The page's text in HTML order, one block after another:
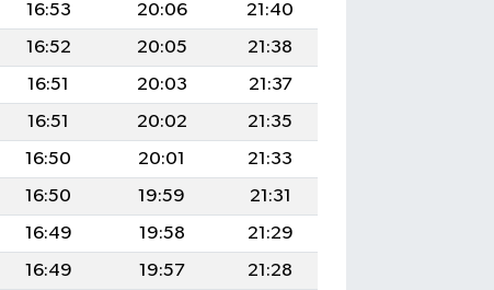
16:53 20:06
21:40
16:52 20:05
21:38
16:51 20:03
21:37
16:51 20:02
21:35
16:50 20:01
21:33
16:50 19:59
21:31
16:49 19:58
21:29
16:49 19:57
21:28